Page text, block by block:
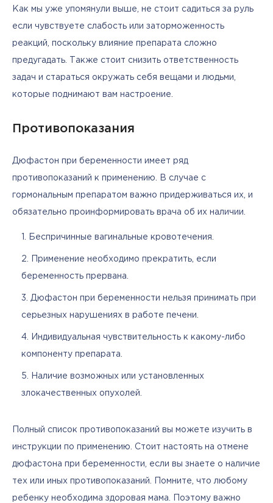
Как мы уже упомянули выше, не стоит садиться за руль
если чувствуете слабость или заторможенность
реакций, поскольку влияние препарата сложно
предугадать. Также стоит снизить ответственность
задач и стараться окружать себя вещами и людьми,
которые поднимают вам настроение.
Противопоказания
Дюфастон при беременности имеет ряд
противопоказаний к применению. В случае с
гормональным препаратом важно придерживаться их, и
обязательно проинформировать врача об их наличии.
Беспричинные вагинальные кровотечения.
Применение необходимо прекратить, если
беременность прервана.
Дюфастон при беременности нельзя принимать при
серьезных нарушениях в работе печени.
Индивидуальная чувствительность к какому-либо
компоненту препарата.
Наличие возможных или установленных
злокачественных опухолей.
Полный список противопоказаний вы можете изучить в
инструкции по применению. Стоит настоять на отмене
дюфастона при беременности, если вы знаете о наличие
тех или иных противопоказаний. Помните, что любому
ребенку необходима здоровая мама. Поэтому важно